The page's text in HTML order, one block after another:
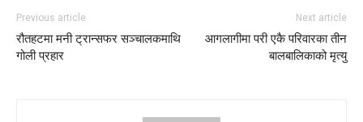
Previous article
रौतहटमा मनी ट्रान्सफर सञ्चालकमाथि
गोली प्रहार
Next article
आगलागीमा परी एकै परिवारका तीन
बालबालिकाको मृत्यु